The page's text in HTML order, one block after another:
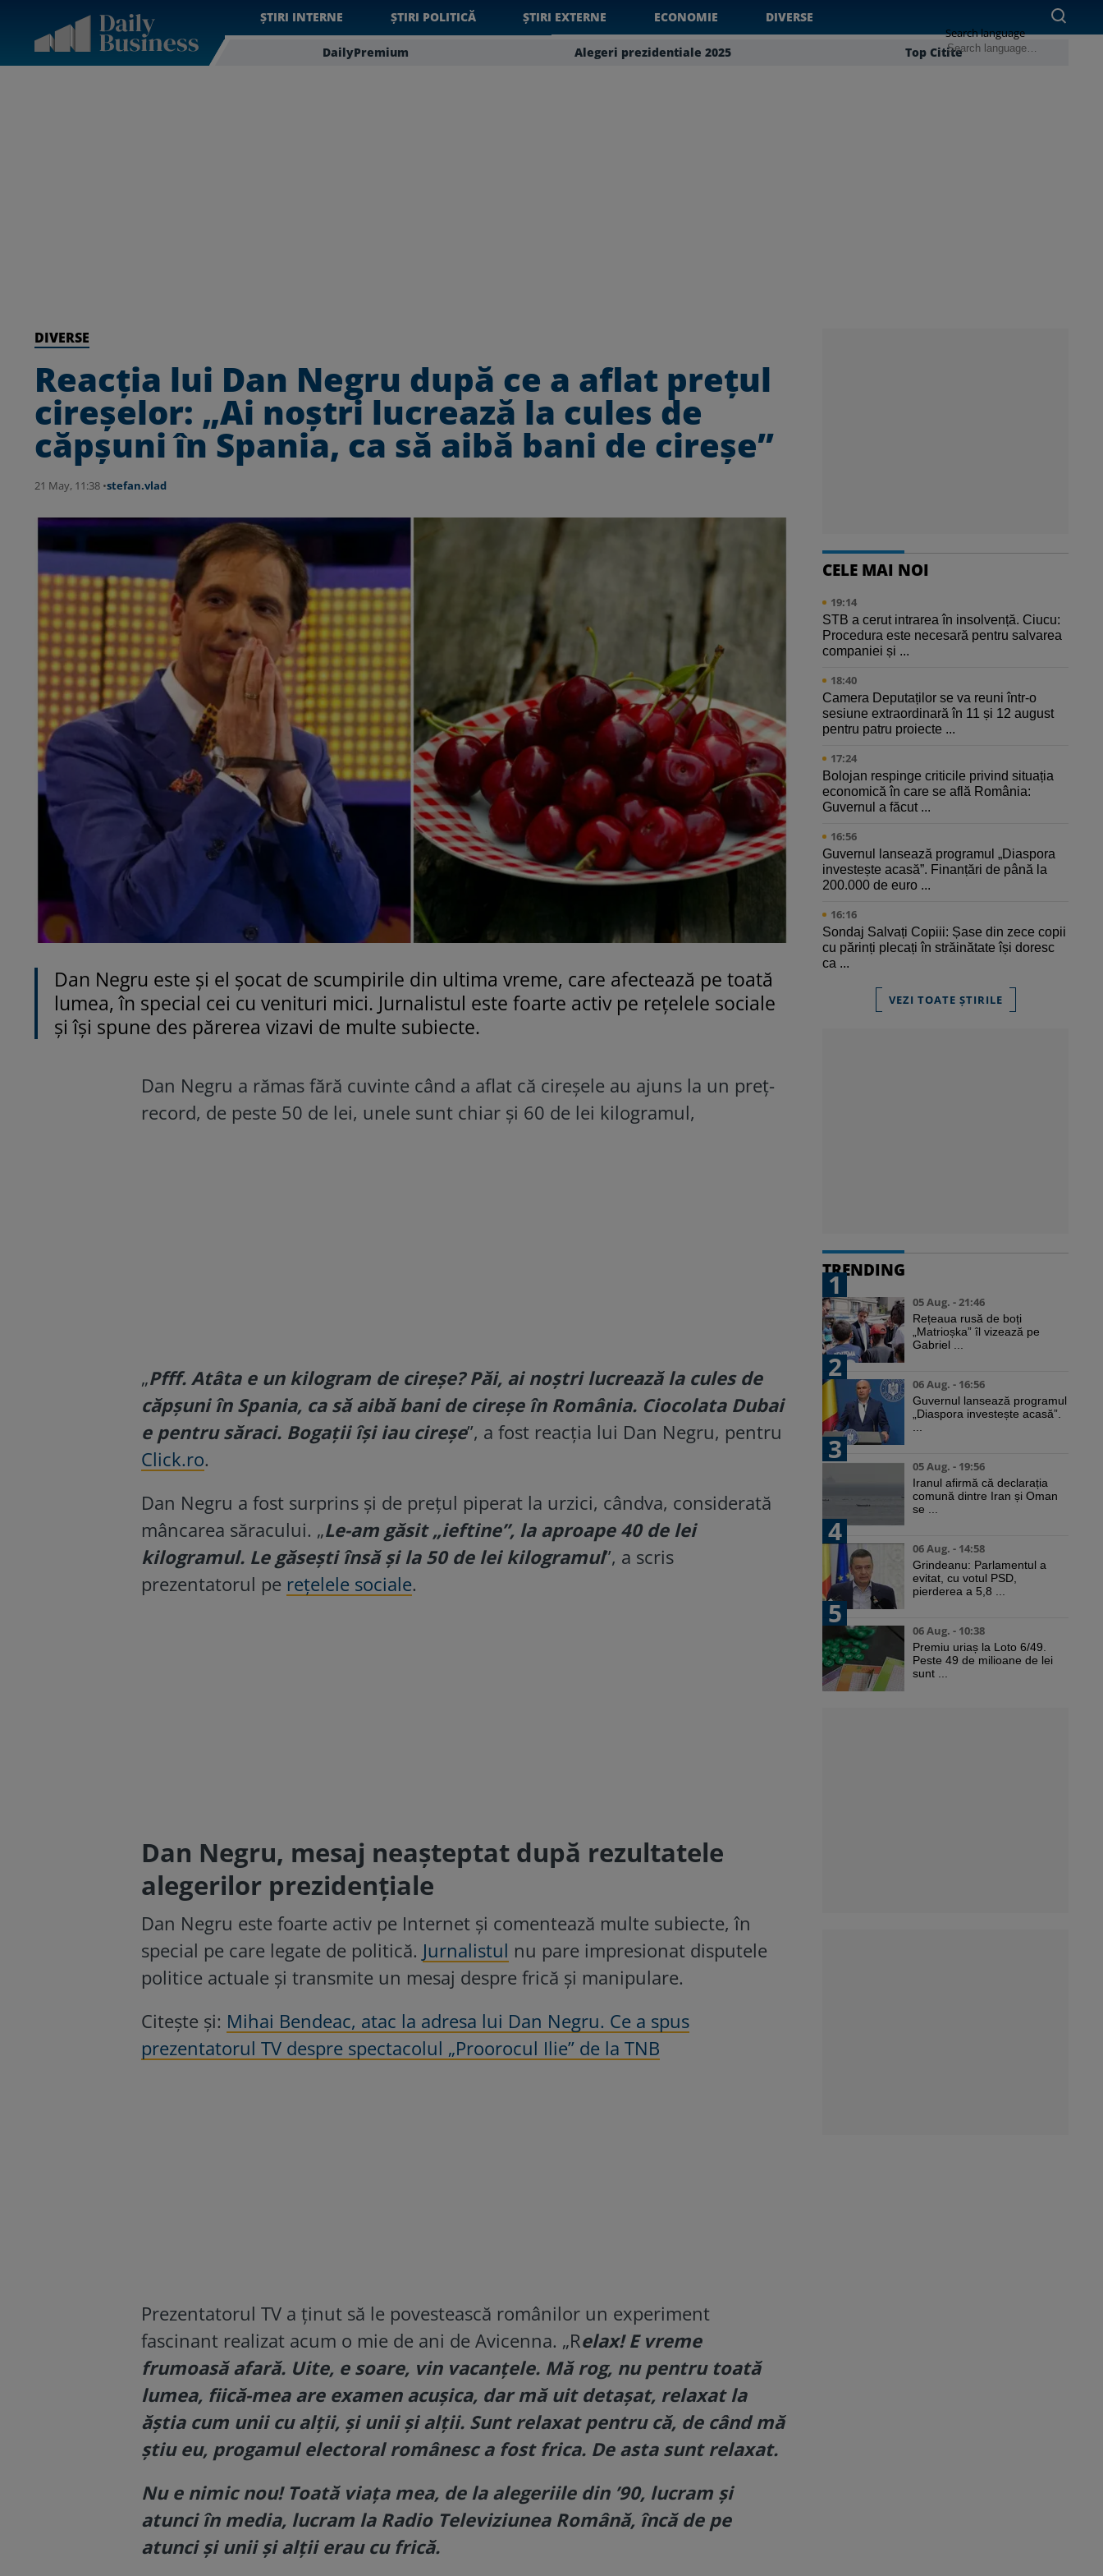
ȘTIRI INTERNE ȘTIRI POLITICĂ ȘTIRI EXTERNE ECONOMIE DIVERSE
DailyPremium Alegeri prezidentiale 2025 Top Citite
Search language
DIVERSE
Reacția lui Dan Negru după ce a aflat prețul
cireșelor: „Ai noștri lucrează la cules de
căpșuni în Spania, ca să aibă bani de cireșe”
21 May, 11:38 •stefan.vlad
Dan Negru este și el șocat de scumpirile din ultima vreme, care afectează pe toată
lumea, în special cei cu venituri mici. Jurnalistul este foarte activ pe rețelele sociale
și își spune des părerea vizavi de multe subiecte.
Dan Negru a rămas fără cuvinte când a aflat că cireșele au ajuns la un preț-
record, de peste 50 de lei, unele sunt chiar și 60 de lei kilogramul,
„Pfff. Atâta e un kilogram de cireșe? Păi, ai noștri lucrează la cules de
căpșuni în Spania, ca să aibă bani de cireșe în România. Ciocolata Dubai
e pentru săraci. Bogații își iau cireșe”, a fost reacția lui Dan Negru, pentru
Click.ro.
Dan Negru a fost surprins și de prețul piperat la urzici, cândva, considerată
mâncarea săracului. „Le-am găsit „ieftine”, la aproape 40 de lei
kilogramul. Le găsești însă și la 50 de lei kilogramul”, a scris
prezentatorul pe rețelele sociale.
Dan Negru, mesaj neașteptat după rezultatele
alegerilor prezidențiale
Dan Negru este foarte activ pe Internet și comentează multe subiecte, în
special pe care legate de politică. Jurnalistul nu pare impresionat disputele
politice actuale şi transmite un mesaj despre frică și manipulare.
Citește și: Mihai Bendeac, atac la adresa lui Dan Negru. Ce a spus
prezentatorul TV despre spectacolul „Proorocul Ilie” de la TNB
Prezentatorul TV a ținut să le povestească românilor un experiment
fascinant realizat acum o mie de ani de Avicenna. „Relax! E vreme
frumoasă afară. Uite, e soare, vin vacanțele. Mă rog, nu pentru toată
lumea, fiică-mea are examen acușica, dar mă uit detașat, relaxat la
ăștia cum unii cu alții, și unii și alții. Sunt relaxat pentru că, de când mă
știu eu, progamul electoral românesc a fost frica. De asta sunt relaxat.
Nu e nimic nou! Toată viața mea, de la alegeriile din ’90, lucram și
atunci în media, lucram la Radio Televiziunea Română, încă de pe
atunci și unii și alții erau cu frică.
CELE MAI NOI
19:14
STB a cerut intrarea în insolvență. Ciucu:
Procedura este necesară pentru salvarea
companiei și ...
18:40
Camera Deputaților se va reuni într-o
sesiune extraordinară în 11 și 12 august
pentru patru proiecte ...
17:24
Bolojan respinge criticile privind situația
economică în care se află România:
Guvernul a făcut ...
16:56
Guvernul lansează programul „Diaspora
investește acasă”. Finanțări de până la
200.000 de euro ...
16:16
Sondaj Salvați Copiii: Șase din zece copii
cu părinți plecați în străinătate își doresc
ca ...
VEZI TOATE ȘTIRILE
TRENDING
1
05 Aug. - 21:46
Rețeaua rusă de boți
„Matrioșka” îl vizează pe
Gabriel ...
2
06 Aug. - 16:56
Guvernul lansează programul
„Diaspora investește acasă”.
3
05 Aug. - 19:56
Iranul afirmă că declarația
comună dintre Iran și Oman
se ...
4
06 Aug. - 14:58
Grindeanu: Parlamentul a
evitat, cu votul PSD,
pierderea a 5,8 ...
5
06 Aug. - 10:38
Premiu uriaș la Loto 6/49.
Peste 49 de milioane de lei
sunt ...